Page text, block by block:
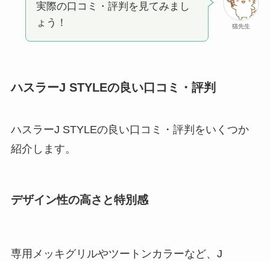
猫先生
実際の口コミ・評判を見てみまし
ょう！
ハスラーJ STYLEの良い口コミ・評判
ハスラーJ STYLEの良い口コミ・評判をいくつか
紹介します。
デザイン性の高さと特別感
専用メッキグリルやツートンカラーなど、J